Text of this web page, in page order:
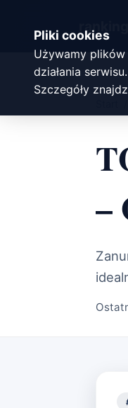
Pliki cookies
Używamy
działania
Szczegóły
–